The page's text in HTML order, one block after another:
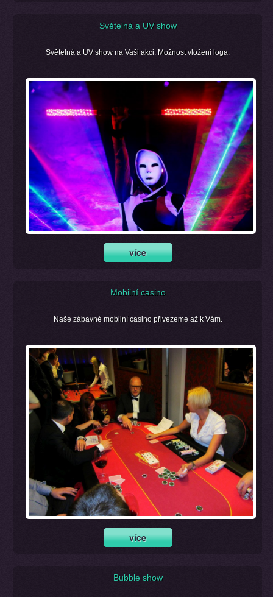
Světelná a UV show
Světelná a UV show na Vaši akci. Možnost vložení loga.
Mobilní casino
Naše zábavné mobilní casino přivezeme až k Vám.
Bubble show